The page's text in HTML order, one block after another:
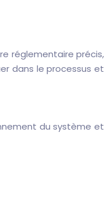
réglementaire précis,
dans le processus et
du système et